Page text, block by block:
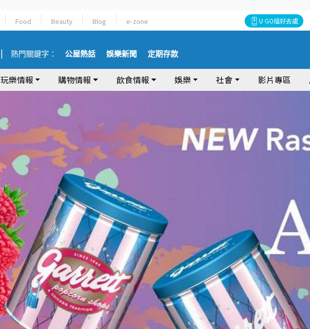
Food Beauty Blog e-zone U GO搵好去處
熱門關鍵字： 公屋熱話 娛樂新聞 定期存款
玩樂情報 購物情報 飲食情報 娛樂 社會 影片專區